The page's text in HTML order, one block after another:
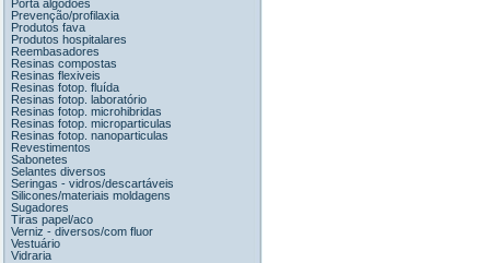
Porta algodões
Prevenção/profilaxia
Produtos fava
Produtos hospitalares
Reembasadores
Resinas compostas
Resinas flexiveis
Resinas fotop. fluída
Resinas fotop. laboratório
Resinas fotop. microhibridas
Resinas fotop. microparticulas
Resinas fotop. nanoparticulas
Revestimentos
Sabonetes
Selantes diversos
Seringas - vidros/descartáveis
Silicones/materiais moldagens
Sugadores
Tiras papel/aco
Verniz - diversos/com fluor
Vestuário
Vidraria